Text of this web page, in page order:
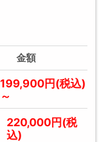
金額
199,900円(税込)
～
220,000円(税
込)